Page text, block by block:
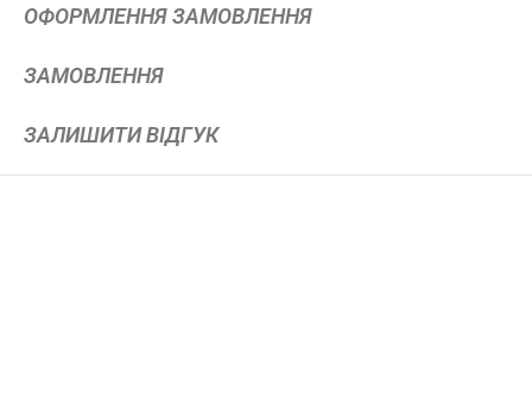
ОФОРМЛЕННЯ ЗАМОВЛЕННЯ
ЗАМОВЛЕННЯ
ЗАЛИШИТИ ВІДГУК